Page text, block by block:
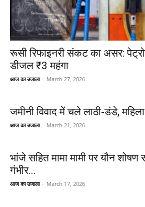
रूसी रिफाइनरी संकट का असर:
डीजल ₹3 महंगा
आज का उजाला - March 27, 2026
जमीनी विवाद में चले लाठी-डंडे,
आज का उजाला - March 21, 2026
भांजे सहित मामा मामी पर यौन
गंभीर...
आज का उजाला - March 17, 2026